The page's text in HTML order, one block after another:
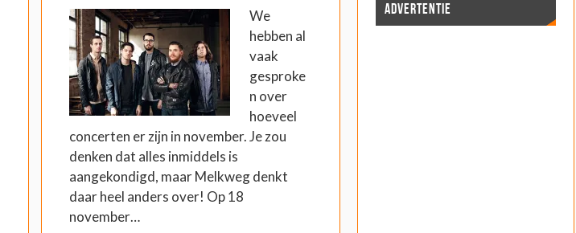
We
hebben al
vaak
gesproke
n over
hoeveel
concerten er zijn in november. Je zou
denken dat alles inmiddels is
aangekondigd, maar Melkweg denkt
daar heel anders over! Op 18
november…
ADVERTENTIE